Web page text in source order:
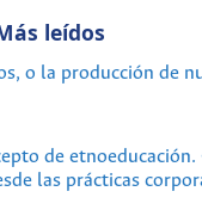
leídos
o la producción de
de etnoeducación.
las prácticas